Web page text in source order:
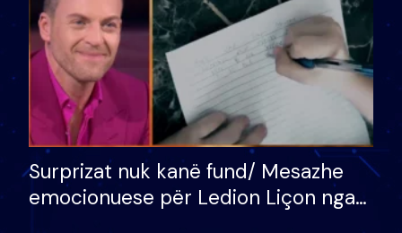
Surprizat nuk kanë fund/ Mesazhe
emocionuese për Ledion Liçon nga